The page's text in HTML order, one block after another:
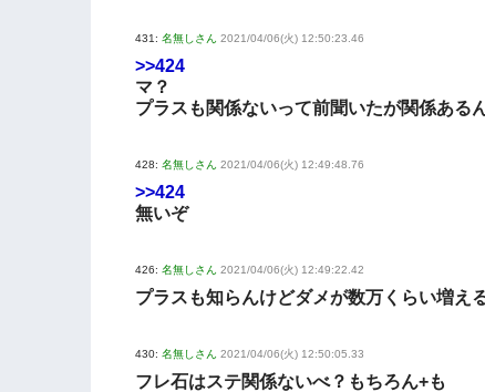
431: 名無しさん 2021/04/06(火) 12:50:23.46
>>424
マ？
プラスも関係ないって前聞いたが関係ある
428: 名無しさん 2021/04/06(火) 12:49:48.76
>>424
無いぞ
426: 名無しさん 2021/04/06(火) 12:49:22.42
プラスも知らんけどダメが数万くらい増え
430: 名無しさん 2021/04/06(火) 12:50:05.33
フレ石はステ関係ないべ？もちろん+も